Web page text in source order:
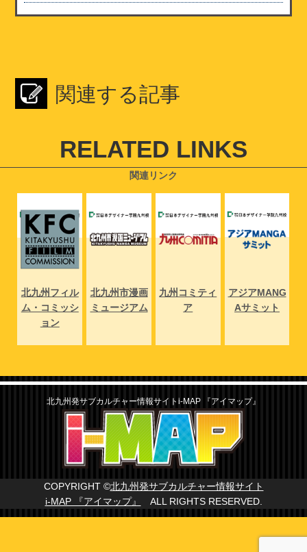
関連する記事
RELATED LINKS
関連リンク
北九州フィル
ム・コミッシ
ョン
北九州市漫画
ミュージアム
九州コミティ
ア
アジアMANG
Aサミット
北九州発サブカルチャー情報サイトi-MAP 『アイマップ』
COPYRIGHT ©北九州発サブカルチャー情報サイト
i-MAP 『アイマップ』
ALL RIGHTS RESERVED.